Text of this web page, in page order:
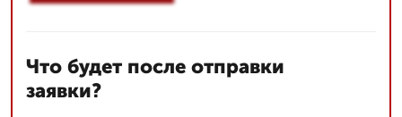
Что будет после отправки
заявки?